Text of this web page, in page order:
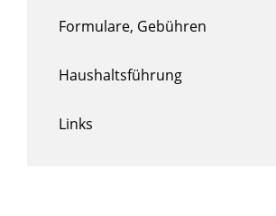
Formulare, Gebühren
Haushaltsführung
Links